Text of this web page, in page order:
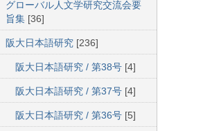
グローバル人文学研究交流会要
旨集 [36]
阪大日本語研究 [236]
阪大日本語研究 / 第38号 [4]
阪大日本語研究 / 第37号 [4]
阪大日本語研究 / 第36号 [5]